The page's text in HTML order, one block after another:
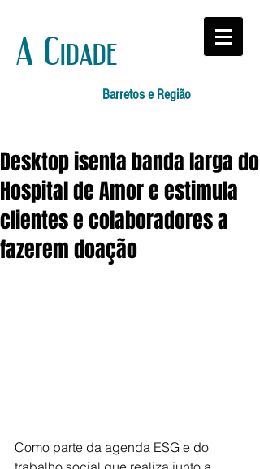
A Cidade
Barretos e Região
Desktop isenta banda larga do
Hospital de Amor e estimula
clientes e colaboradores a
fazerem doação
Como parte da agenda ESG e do